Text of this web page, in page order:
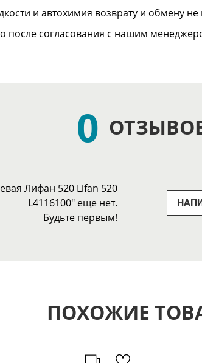
и автохимия возврату и обмену не
после согласования с нашим
0
Лифан 520 Lifan 520
L4116100" еще нет.
Будьте первым!
ПОХОЖИЕ